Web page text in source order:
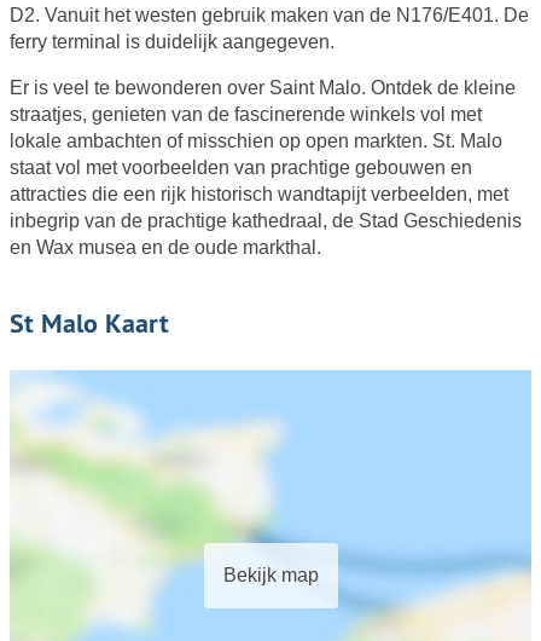
D2. Vanuit het westen gebruik maken van de N176/E401. De
ferry terminal is duidelijk aangegeven.
Er is veel te bewonderen over Saint Malo. Ontdek de kleine
straatjes, genieten van de fascinerende winkels vol met
lokale ambachten of misschien op open markten. St. Malo
staat vol met voorbeelden van prachtige gebouwen en
attracties die een rijk historisch wandtapijt verbeelden, met
inbegrip van de prachtige kathedraal, de Stad Geschiedenis
en Wax musea en de oude markthal.
St Malo Kaart
Bekijk map